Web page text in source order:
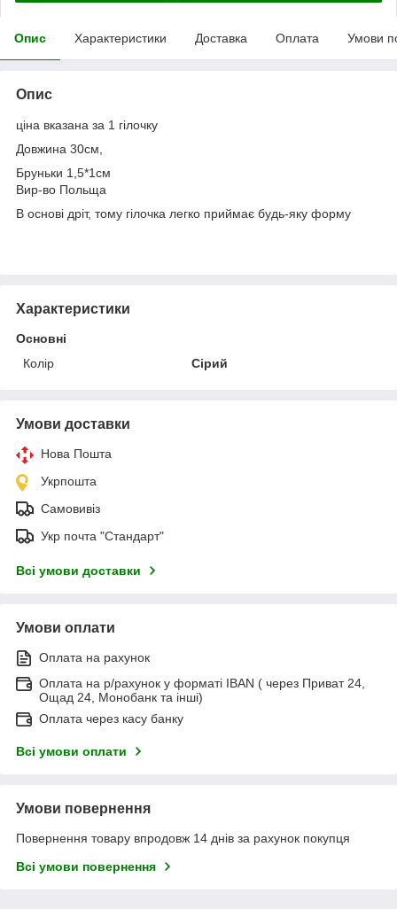
Опис Характеристики Доставка Оплата Умови
Опис
ціна вказана за 1 гілочку
Довжина 30см,
Бруньки 1,5*1см
Вир-во Польща
В основі дріт, тому гілочка легко приймає будь-яку форму
Характеристики
Основні
Колір
Сірий
Умови доставки
Нова Пошта
Укрпошта
Самовивіз
Укр почта "Стандарт"
Всі умови доставки
Умови оплати
Оплата на рахунок
Оплата на р/рахунок у форматі IBAN ( через Приват 24,
Ощад 24, Монобанк та інші)
Оплата через касу банку
Всі умови оплати
Умови повернення
Повернення товару впродовж 14 днів за рахунок покупця
Всі умови повернення